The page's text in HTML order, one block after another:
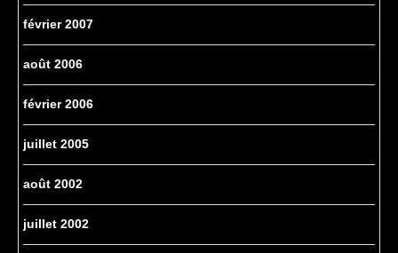
février 2007
août 2006
février 2006
juillet 2005
août 2002
juillet 2002